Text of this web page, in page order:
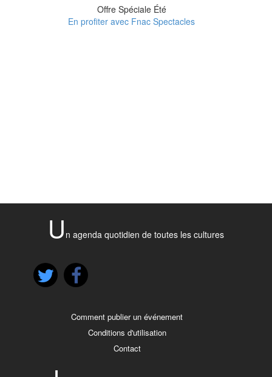
Offre Spéciale Été
En profiter avec Fnac Spectacles
U n agenda quotidien de toutes les cultures
Comment publier un événement
Conditions d'utilisation
Contact